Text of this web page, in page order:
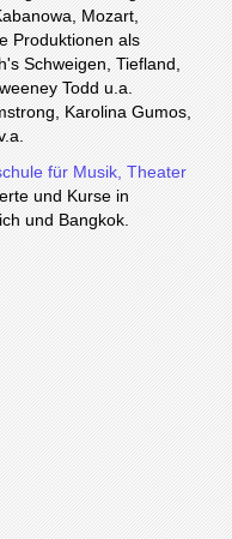
Mozart,
Produktionen als
Schweigen, Tiefland,
Todd u.a.
Karolina Gumos,
für Musik, Theater
und Kurse in
und Bangkok.